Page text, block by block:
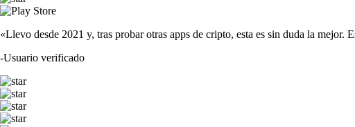
«Llevo desde 2021 y, tras probar otras apps de cripto, esta es sin duda la mejor.
-Usuario verificado